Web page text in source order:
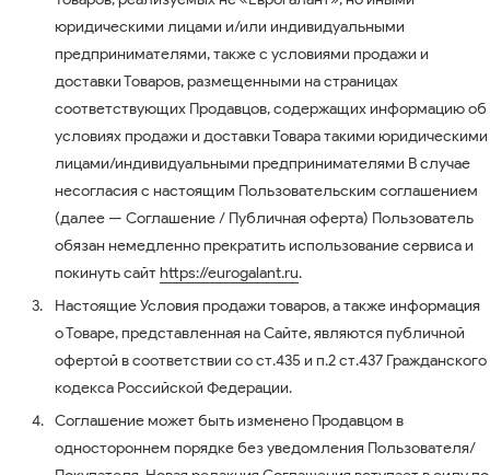
юридическими лицами и/или индивидуальными
предпринимателями, также с условиями продажи и
доставки Товаров, размещенными на страницах
соответствующих Продавцов, содержащих информацию об
условиях продажи и доставки Товара такими юридическими
лицами/индивидуальными предпринимателями В случае
несогласия с настоящим Пользовательским соглашением
(далее — Соглашение / Публичная оферта) Пользователь
обязан немедленно прекратить использование сервиса и
покинуть сайтhttps://eurogalant.ru.
Настоящие Условия продажи товаров, а также информация
о Товаре, представленная на Сайте, являются публичной
офертой в соответствии со ст.435 и п.2 ст.437 Гражданского
кодекса Российской Федерации.
Соглашение может быть изменено Продавцом в
одностороннем порядке без уведомления Пользователя/